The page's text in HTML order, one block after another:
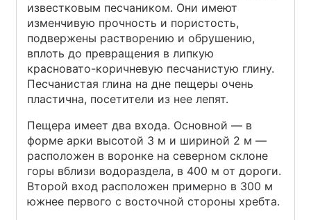
известковым песчаником. Они имеют
изменчивую прочность и пористость,
подвержены растворению и обрушению,
вплоть до превращения в липкую
красновато-коричневую песчанистую глину.
Песчанистая глина на дне пещеры очень
пластична, посетители из нее лепят.
Пещера имеет два входа. Основной — в
форме арки высотой 3 м и шириной 2 м —
расположен в воронке на северном склоне
горы вблизи водораздела, в 400 м от дороги.
Второй вход расположен примерно в 300 м
южнее первого с восточной стороны хребта.